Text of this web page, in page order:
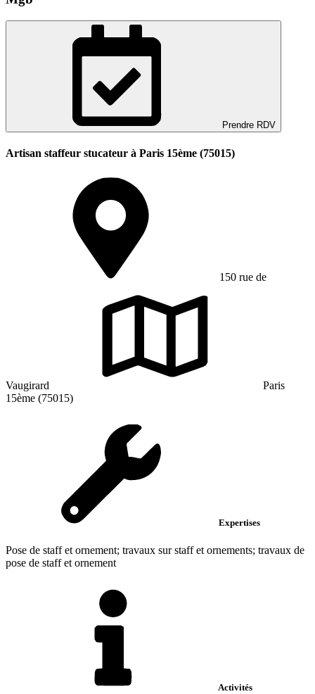
Prendre RDV
Artisan staffeur stucateur à Paris 15ème (75015)
150 rue de
Vaugirard
Paris
15ème (75015)
Expertises
Pose de staff et ornement; travaux sur staff et ornements; travaux de
pose de staff et ornement
Activités